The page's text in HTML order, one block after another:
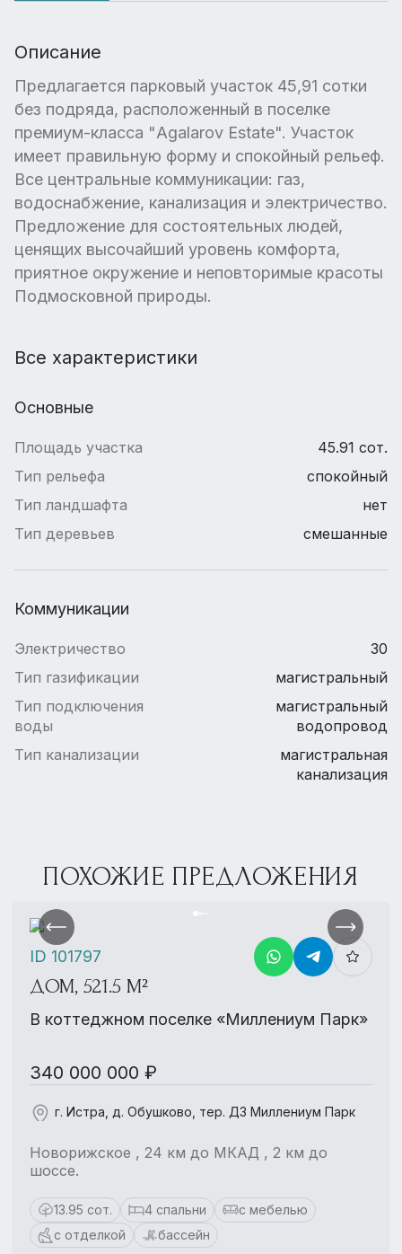
Описание
Предлагается парковый участок 45,91 сотки
без подряда, расположенный в поселке
премиум-класса "Agalarov Estate". Участок
имеет правильную форму и спокойный рельеф.
Все центральные коммуникации: газ,
водоснабжение, канализация и электричество.
Предложение для состоятельных людей,
ценящих высочайший уровень комфорта,
приятное окружение и неповторимые красоты
Подмосковной природы.
Все характеристики
Основные
Площадь участка
45.91 сот.
Тип рельефа
спокойный
Тип ландшафта
нет
Тип деревьев
смешанные
Коммуникации
Электричество
30
Тип газификации
магистральный
Тип подключения
воды
магистральный
водопровод
Тип канализации
магистральная
канализация
ПОХОЖИЕ ПРЕДЛОЖЕНИЯ
ДОМ, 521.5 М²
В коттеджном поселке «Миллениум Парк»
340 000 000 ₽
г. Истра, д. Обушково, тер. ДЗ Миллениум Парк
Новорижское , 24 км до МКАД , 2 км до
шоссе.
13.95 сот. 4 спальни
с мебелью
с отделкой
бассейн
ID 101797